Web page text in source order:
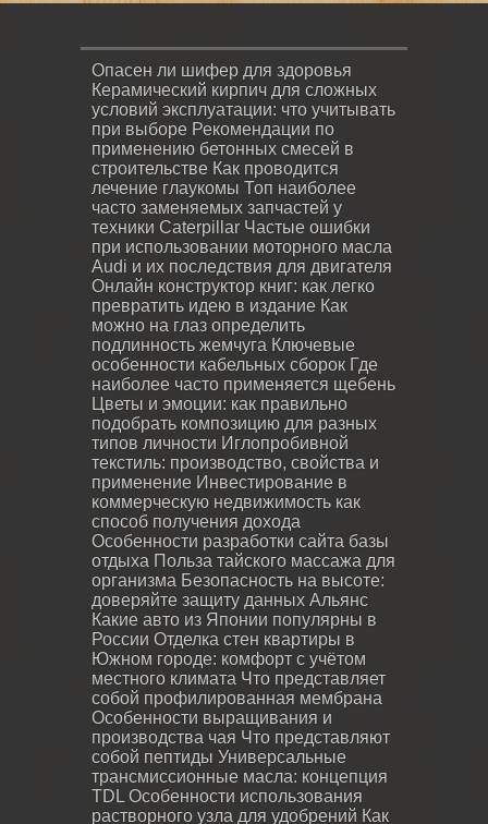
Опасен ли шифер для здоровья
Керамический кирпич для сложных
условий эксплуатации: что учитывать
при выборе Рекомендации по
применению бетонных смесей в
строительстве Как проводится
лечение глаукомы Топ наиболее
часто заменяемых запчастей у
техники Caterpillar Частые ошибки
при использовании моторного масла
Audi и их последствия для двигателя
Онлайн конструктор книг: как легко
превратить идею в издание Как
можно на глаз определить
подлинность жемчуга Ключевые
особенности кабельных сборок Где
наиболее часто применяется щебень
Цветы и эмоции: как правильно
подобрать композицию для разных
типов личности Иглопробивной
текстиль: производство, свойства и
применение Инвестирование в
коммерческую недвижимость как
способ получения дохода
Особенности разработки сайта базы
отдыха Польза тайского массажа для
организма Безопасность на высоте:
доверяйте защиту данных Альянс
Какие авто из Японии популярны в
России Отделка стен квартиры в
Южном городе: комфорт с учётом
местного климата Что представляет
собой профилированная мембрана
Особенности выращивания и
производства чая Что представляют
собой пептиды Универсальные
трансмиссионные масла: концепция
TDL Особенности использования
растворного узла для удобрений Как